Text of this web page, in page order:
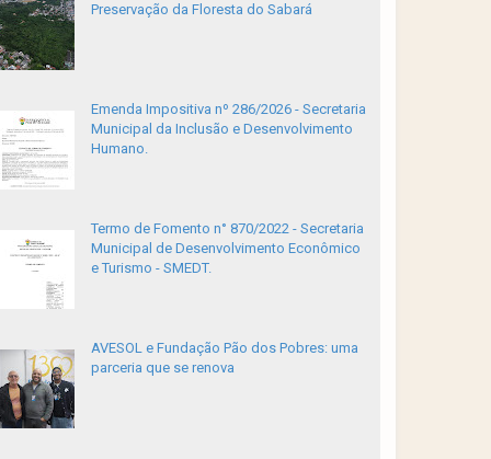
Preservação da Floresta do Sabará
Emenda Impositiva nº 286/2026 - Secretaria
Municipal da Inclusão e Desenvolvimento
Humano.
Termo de Fomento n° 870/2022 - Secretaria
Municipal de Desenvolvimento Econômico
e Turismo - SMEDT.
AVESOL e Fundação Pão dos Pobres: uma
parceria que se renova